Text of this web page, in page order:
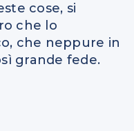
cose, si
che lo
che neppure in
grande fede.